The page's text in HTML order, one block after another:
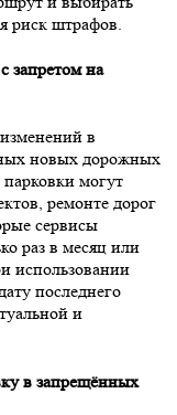
риск штрафов.
запретом на
в
новых дорожных
могут
ремонте дорог
сервисы
раз в месяц или
использовании
последнего
и
в запрещённых